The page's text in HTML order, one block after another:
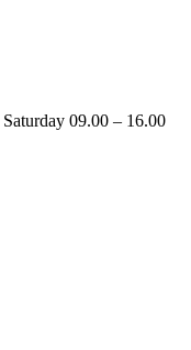
09.00 – 16.00